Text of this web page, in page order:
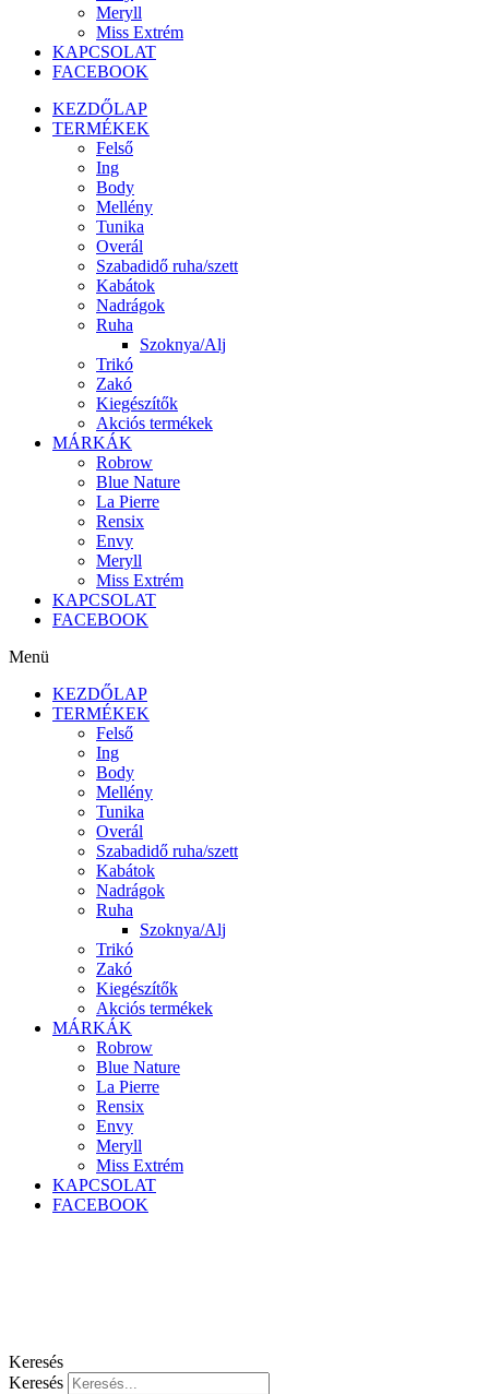
Meryll
Miss Extrém
KAPCSOLAT
FACEBOOK
KEZDŐLAP
TERMÉKEK
Felső
Ing
Body
Mellény
Tunika
Overál
Szabadidő ruha/szett
Kabátok
Nadrágok
Ruha
Szoknya/Alj
Trikó
Zakó
Kiegészítők
Akciós termékek
MÁRKÁK
Robrow
Blue Nature
La Pierre
Rensix
Envy
Meryll
Miss Extrém
KAPCSOLAT
FACEBOOK
Menü
KEZDŐLAP
TERMÉKEK
Felső
Ing
Body
Mellény
Tunika
Overál
Szabadidő ruha/szett
Kabátok
Nadrágok
Ruha
Szoknya/Alj
Trikó
Zakó
Kiegészítők
Akciós termékek
MÁRKÁK
Robrow
Blue Nature
La Pierre
Rensix
Envy
Meryll
Miss Extrém
KAPCSOLAT
FACEBOOK
Keresés
Keresés